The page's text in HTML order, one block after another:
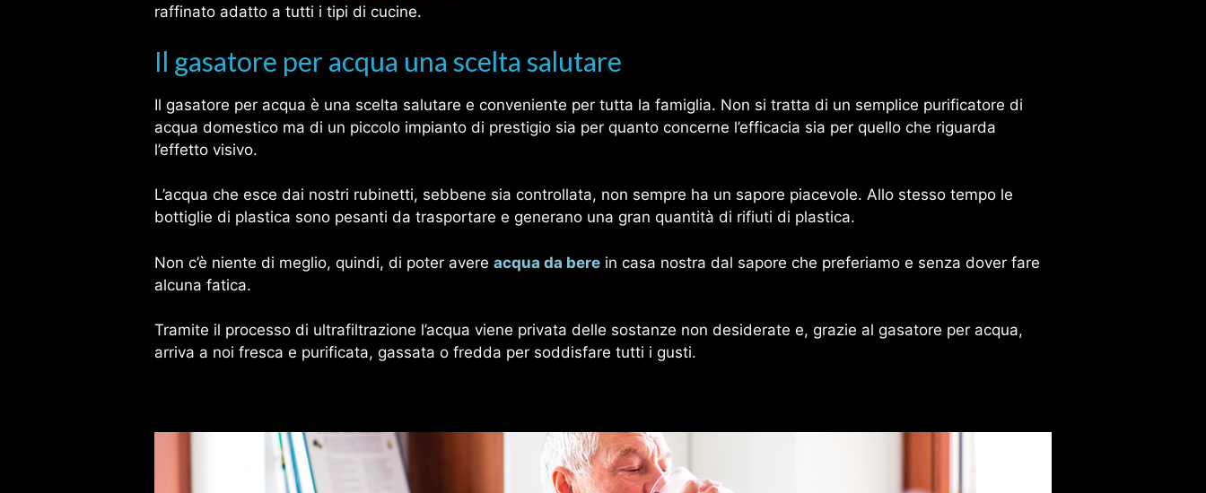
raffinato adatto a tutti i tipi di cucine.
Il gasatore per acqua una scelta salutare
Il gasatore per acqua è una scelta salutare e conveniente per tutta la famiglia. Non si tratta di un semplice purificatore di
acqua domestico ma di un piccolo impianto di prestigio sia per quanto concerne l’efficacia sia per quello che riguarda
l’effetto visivo.
L’acqua che esce dai nostri rubinetti, sebbene sia controllata, non sempre ha un sapore piacevole. Allo stesso tempo le
bottiglie di plastica sono pesanti da trasportare e generano una gran quantità di rifiuti di plastica.
Non c’è niente di meglio, quindi, di poter avere acqua da bere in casa nostra dal sapore che preferiamo e senza dover fare
alcuna fatica.
Tramite il processo di ultrafiltrazione l’acqua viene privata delle sostanze non desiderate e, grazie al gasatore per acqua,
arriva a noi fresca e purificata, gassata o fredda per soddisfare tutti i gusti.